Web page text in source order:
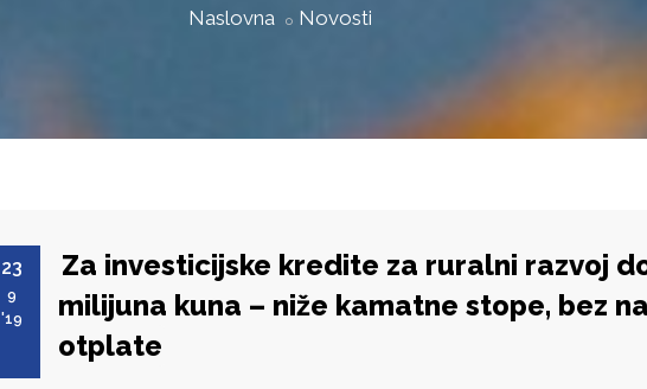
Naslovna Novosti
23
9
'19
Za investicijske kredite za ruralni razvoj
milijuna kuna – niže kamatne stope, bez
otplate